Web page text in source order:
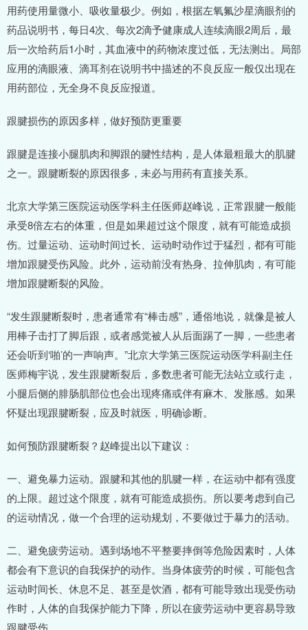
用药使用量微小、吸收量极少。例如，根据左氧氟沙星滴眼剂的
药品说明书，每日4次、每次2滴予健康成人连续滴眼2周后，最
后一次给药后1小时，其血液中的药物浓度过低，无法测出。局部
应用的滴眼液、滴耳剂在说明书中描述的不良反应一般仅出现在
用药部位，无全身不良反应报道。
跟腱损伤的原因多样，做好预防更重要
跟腱是连接小腿肌肉和脚跟的腱性结构，是人体最粗最大的肌腱
之一。跟腱断裂的原因很多，未必与用药有直接关系。
北京大学第三医院运动医学科主任医师赵峰说，正常跟腱一般能
承受8倍左右的体重，但是如果超过这个限度，就有可能造成损
伤。过量运动、运动时间过长、运动时动作过于猛烈，都有可能
增加跟腱受伤风险。此外，运动前没有热身、拉伸肌肉，有可能
增加跟腱断裂的风险。
“发生跟腱断裂时，患者通常有“棒击感”，通俗地说，就像是被人
用棒子击打了脚后跟，或者感觉被人从后面踢了一脚，一些患者
还会听到‘啪’的一声响声。”北京大学第三医院运动医学科副主任
医师梅宇说，发生跟腱断裂后，多数患者可能无法站立或行走，
小腿后侧的腓肠肌部位也会出现疼痛或伴有麻木、发胀感。如果
怀疑出现跟腱断裂，应及时就医，明确诊断。
如何预防跟腱断裂？赵峰提出以下建议：
一、避免暴力运动。跟腱和其他的肌腱一样，在运动中都有强度
的上限。超过这个限度，就有可能造成损伤。所以要考虑到自己
的运动情况，做一个合理的运动规划，不要做过于暴力的活动。
二、避免疲劳运动。遇到场地不平整要摔倒等危险因素时，人体
都会有下意识的自我保护的动作。当身体疲劳的时候，可能包含
运动时间长、休息不足、甚至是饮酒，都有可能导致出现受伤动
作时，人体的自我保护能力下降，所以在疲劳运动中更容易导致
跟腱受伤。